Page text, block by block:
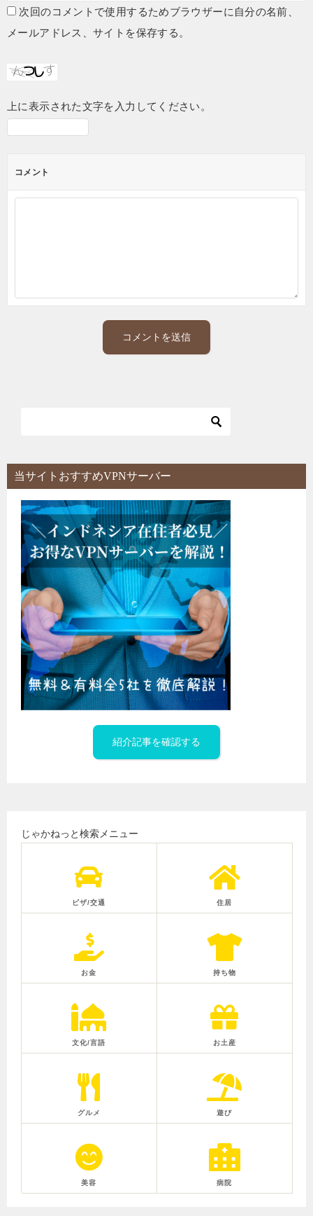
次回のコメントで使用するためブラウザーに自分の名前、
メールアドレス、サイトを保存する。
上に表示された文字を入力してください。
コメント
当サイトおすすめVPNサーバー
紹介記事を確認する
じゃかねっと検索メニュー
ビザ/交通 住居
お金 持ち物
文化/言語 お土産
グルメ 遊び
美容 病院